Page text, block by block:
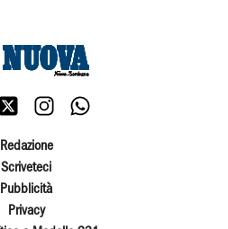
Redazione
Scriveteci
Pubblicità
Privacy